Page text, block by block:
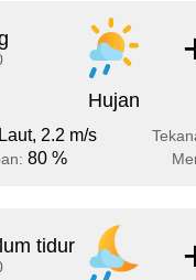
Hujan
2.2 m/s
80 %
tidur